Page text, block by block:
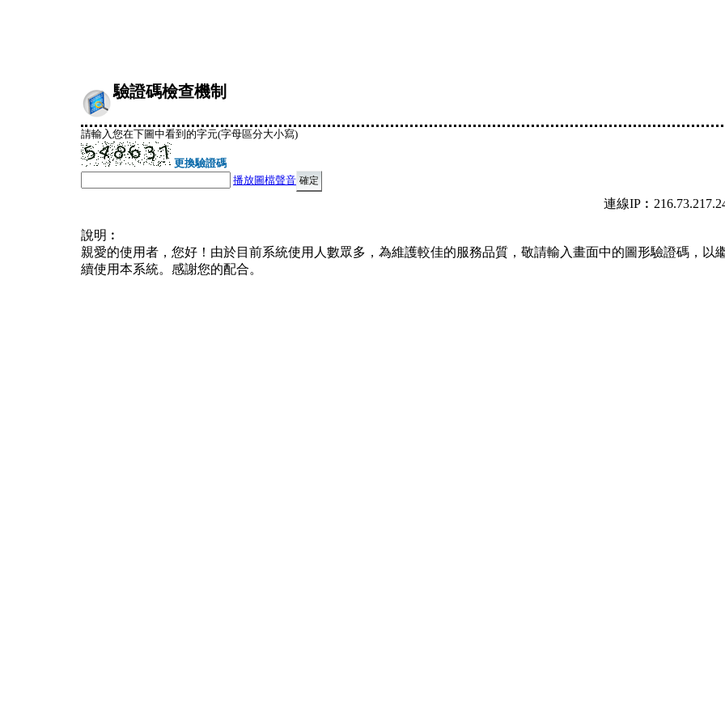
驗證碼檢查機制
請輸入您在下圖中看到的字元(字母區分大小寫)
更換驗證碼
播放圖檔聲音
連線
說明︰
親愛的使用者，您好！由於目前系統使用人數眾多，為維護較佳的服務品質，敬請輸入畫面中的圖形驗證碼，以
續使用本系統。感謝您的配合。